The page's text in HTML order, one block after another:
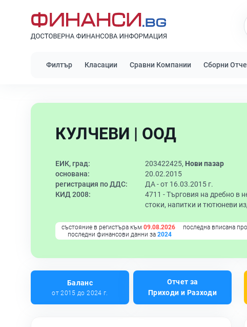
Филтър Класации Сравни Компании Сборни
КУЛЧЕВИ | ООД
ЕИК, град: 203422425, Нови пазар
основана:
20.02.2015
регистрация по ДДС:
ДА - от 16.03.2015 г.
КИД 2008:
4711 -Търговия на дребно в
стоки, напитки и тютюневи
състояние в регистъра към 09.08.2026 последна вписана
последни финансови данни за 2024
Баланс
от 2015 до 2024 г.
Отчет за
Приходи и Разходи